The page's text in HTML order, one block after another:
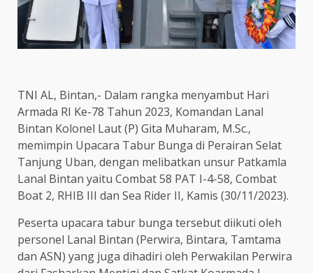
TNI AL, Bintan,- Dalam rangka menyambut Hari
Armada RI Ke-78 Tahun 2023, Komandan Lanal
Bintan Kolonel Laut (P) Gita Muharam, M.Sc.,
memimpin Upacara Tabur Bunga di Perairan Selat
Tanjung Uban, dengan melibatkan unsur Patkamla
Lanal Bintan yaitu Combat 58 PAT I-4-58, Combat
Boat 2, RHIB III dan Sea Rider II, Kamis (30/11/2023).
Peserta upacara tabur bunga tersebut diikuti oleh
personel Lanal Bintan (Perwira, Bintara, Tamtama
dan ASN) yang juga dihadiri oleh Perwakilan Perwira